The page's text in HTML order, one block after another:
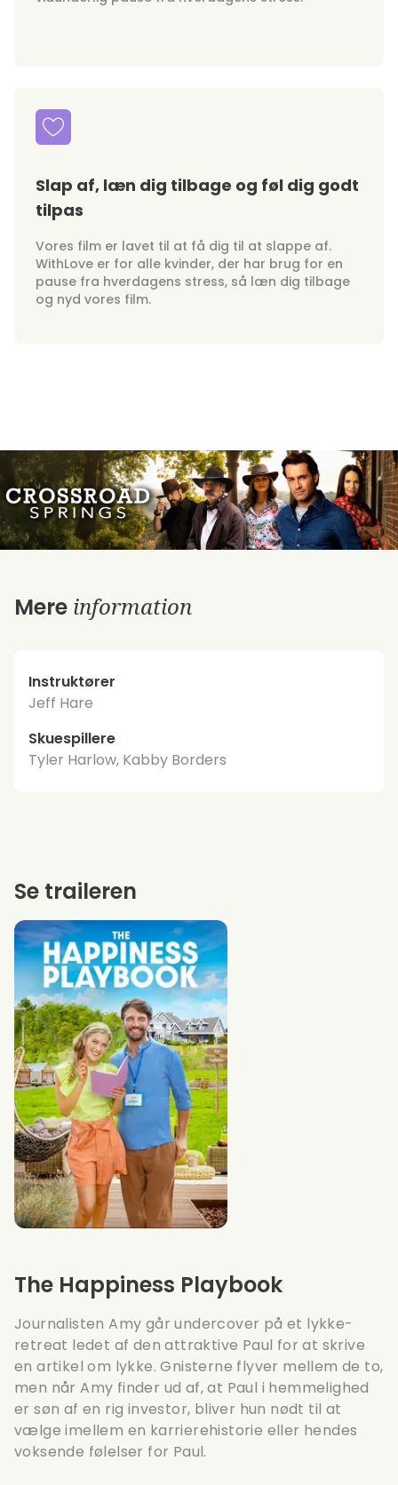
Slap af, læn dig tilbage og føl dig godt
tilpas
Vores film er lavet til at få dig til at slappe af.
WithLove er for alle kvinder, der har brug for en
pause fra hverdagens stress, så læn dig tilbage
og nyd vores film.
Mere information
Instruktører
Jeff Hare
Skuespillere
Tyler Harlow, Kabby Borders
The Happiness Playbook
Journalisten Amy går undercover på et lykke-
retreat ledet af den attraktive Paul for at skrive
en artikel om lykke. Gnisterne flyver mellem de to,
men når Amy finder ud af, at Paul i hemmelighed
er søn af en rig investor, bliver hun nødt til at
vælge imellem en karrierehistorie eller hendes
voksende følelser for Paul.
Se traileren